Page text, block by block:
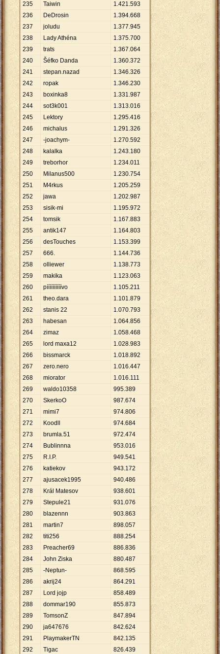
235
Taiwin 1.421.593
236
DeDrosin 1.394.668
237
joludu 1.377.945
238
Lady Athéna 1.375.700
239
trats 1.367.064
240
Šéfko Danda 1.360.372
241
stepan.nazad 1.346.326
242
ropak 1.346.230
243
boxinka8 1.331.987
244
sot3k001 1.313.016
245
Lektory 1.295.416
246
michalus 1.291.326
247
-joachym- 1.270.592
248
kalalka 1.243.180
249
treborhor 1.234.011
250
Milanus500 1.230.754
251
M4rkus 1.205.259
252
jawa 1.202.987
253
sisik-mi 1.195.972
254
tomsik 1.167.883
255
antik147 1.164.803
256
desTouches 1.153.399
257
666. 1.144.736
258
olliewer 1.138.773
259
makika 1.123.063
260
píííííííííívo 1.105.211
261
theo.dara 1.101.879
262
stanis 22 1.070.793
263
habesan 1.064.856
264
zimaz 1.058.468
265
lord maxa12 1.028.983
266
bissmarck 1.018.892
267
zero.nero 1.016.447
268
miorator 1.016.111
269
waldo10358 995.389
270
SkerkoO 987.674
271
mimi7 974.806
272
Koodll 974.684
273
brumla.51 972.474
274
Bublinnna 953.016
275
R.I.P. 949.541
276
katiekov 943.172
277
ajusacek1995 940.486
278
Král Matesov 938.601
279
Stepule21 931.076
280
blazennn 903.863
281
martin7 898.057
282
titi256 888.254
283
Preacher69 886.836
284
John Ziska 880.487
285
-Neptun- 868.595
286
akrij24 864.291
287
Lord jojp 858.489
288
dommar190 855.873
289
TomsonZ 847.894
290
ja647676 842.624
291
PlaymakerTN 842.135
292
Tigac 826.439